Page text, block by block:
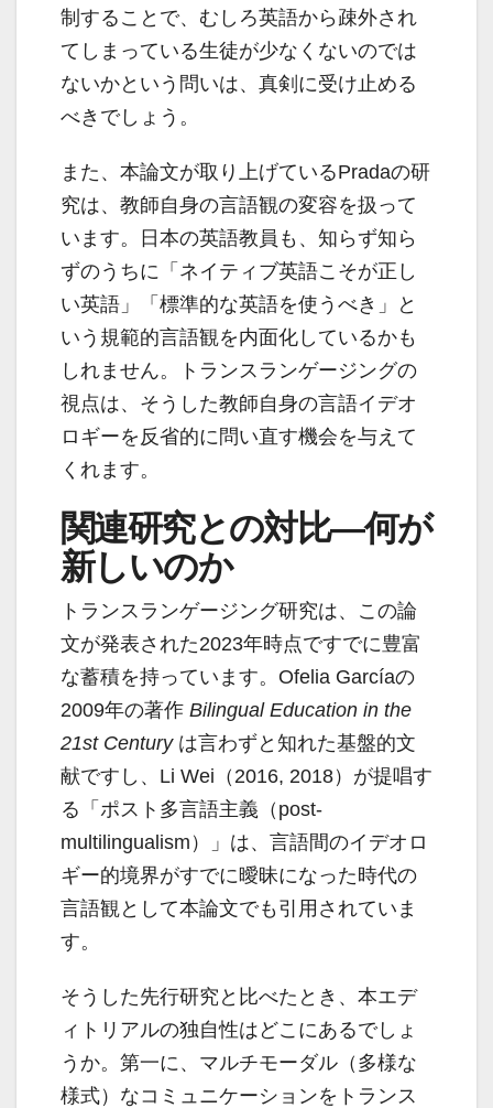
制することで、むしろ英語から疎外され
てしまっている生徒が少なくないのでは
ないかという問いは、真剣に受け止める
べきでしょう。
また、本論文が取り上げているPradaの研
究は、教師自身の言語観の変容を扱って
います。日本の英語教員も、知らず知ら
ずのうちに「ネイティブ英語こそが正し
い英語」「標準的な英語を使うべき」と
いう規範的言語観を内面化しているかも
しれません。トランスランゲージングの
視点は、そうした教師自身の言語イデオ
ロギーを反省的に問い直す機会を与えて
くれます。
関連研究との対比―何が
新しいのか
トランスランゲージング研究は、この論
文が発表された2023年時点ですでに豊富
な蓄積を持っています。Ofelia Garcíaの
2009年の著作 Bilingual Education in the
21st Centuryは言わずと知れた基盤的文
献ですし、Li Wei（2016, 2018）が提唱す
る「ポスト多言語主義（post-
multilingualism）」は、言語間のイデオロ
ギー的境界がすでに曖昧になった時代の
言語観として本論文でも引用されていま
す。
そうした先行研究と比べたとき、本エデ
ィトリアルの独自性はどこにあるでしょ
うか。第一に、マルチモーダル（多様な
様式）なコミュニケーションをトランス